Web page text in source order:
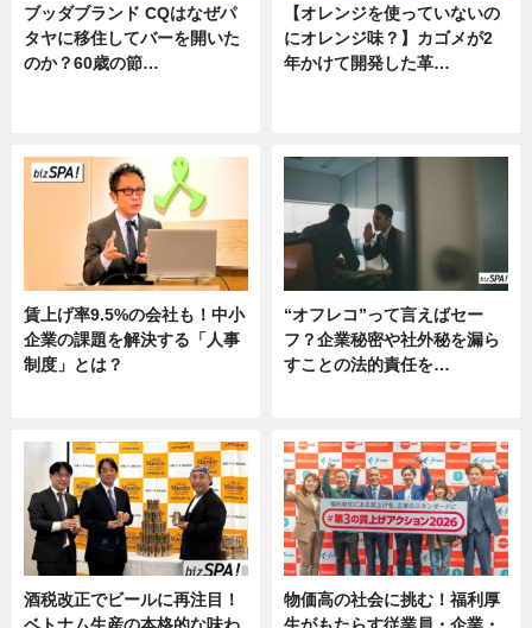
ブッダブランド CQはなぜパ
タヤに移住してバーを開いた
のか？60歳の節…
【オレンジを使っていないの
にオレンジ味？】カゴメが2
年かけて開発した革…
賃上げ率9.5%の会社も！中小
企業の課題を解決する「人事
制度」とは？
“オフレコ”って言えばセー
フ？企業秘密や社外秘を漏ら
すことの法的責任を…
酒税改正でビールに再注目！
物価高の社会に挑む！福利厚